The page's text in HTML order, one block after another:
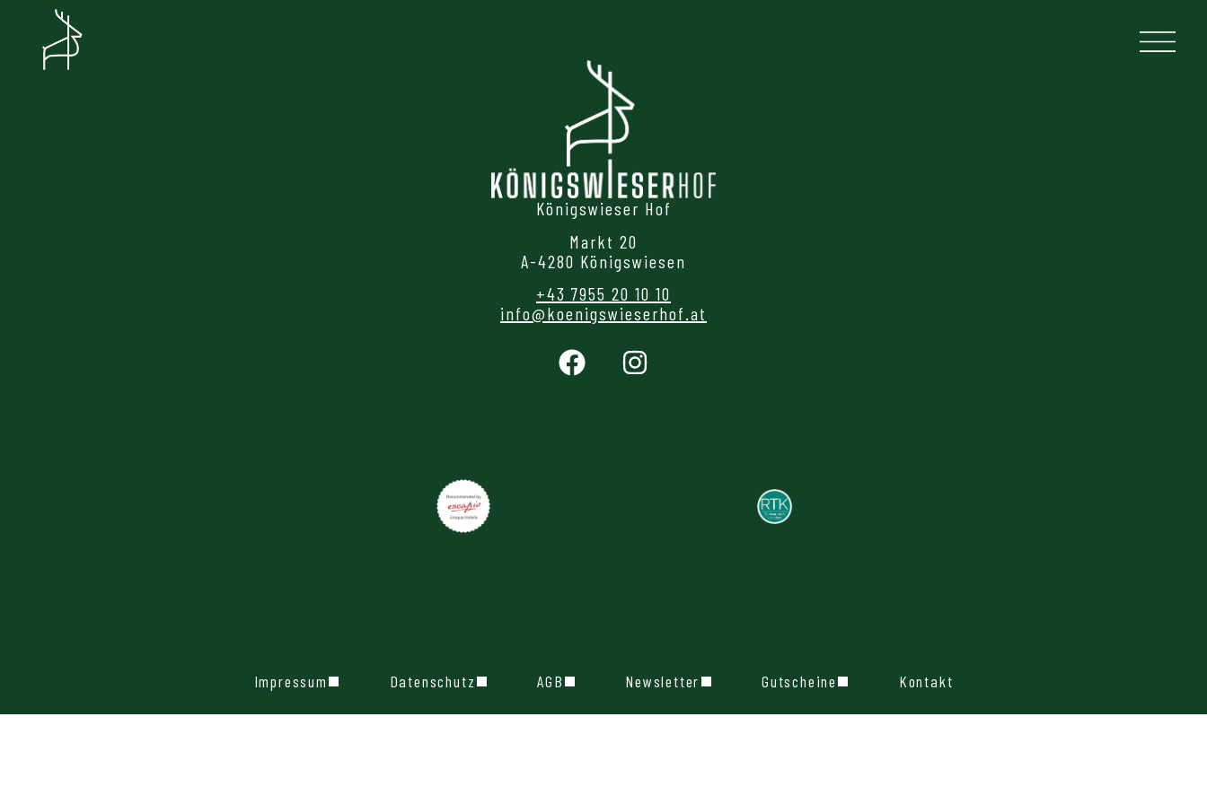
Königswieser Hof
Markt 20
A-4280 Königswiesen
+43 7955 20 10 10
info@koenigswieserhof.at
Impressum Datenschutz AGB Newsletter Gutscheine Kontakt